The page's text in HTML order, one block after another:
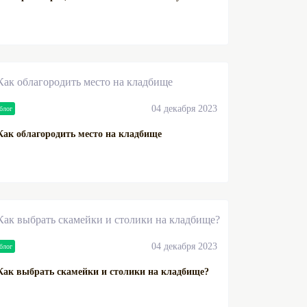
блог 04 декабря 2023
облагородить место на кладбище
блог 04 декабря 2023
выбрать скамейки и столики на кладбище?